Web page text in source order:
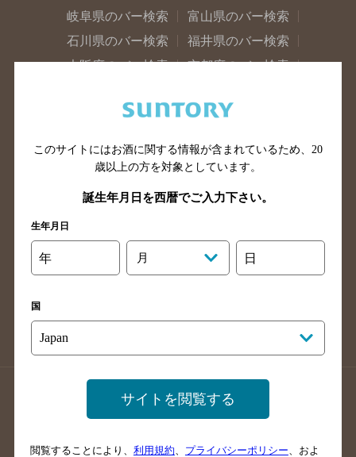
岐阜県のバー検索
富山県のバー検索
石川県のバー検索
福井県のバー検索
大阪府のバー検索
京都府のバー検索
滋賀県のバー検索
和歌山県のバー検索
山口県のバー検索
鳥取県のバー検索
島根県のバー検索
徳島県のバー検索
高知県のバー検索
福岡県のバー検索
長崎県のバー検索
佐賀県のバー検索
店舗登録方法のご案内
店舗情報更新方法のご案内
掲載店舗様ログイン
このサイトにはお酒に関する情報が含まれているため、 20
歳以上の方を対象としています。
誕生年月日を西暦でご入力下さい。
生年月日
年 月 日
国
サイトを閲覧する
閲覧することにより、 利用規約 プライバシーポリシー 、およ